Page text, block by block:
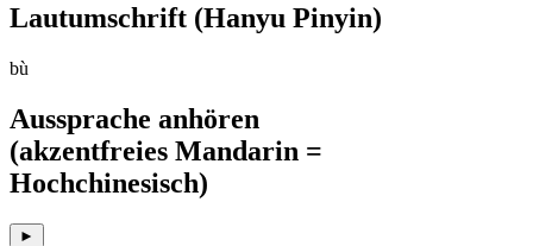
Lautumschrift (Hanyu Pinyin)
bù
Aussprache anhören
(akzentfreies Mandarin =
Hochchinesisch)
►